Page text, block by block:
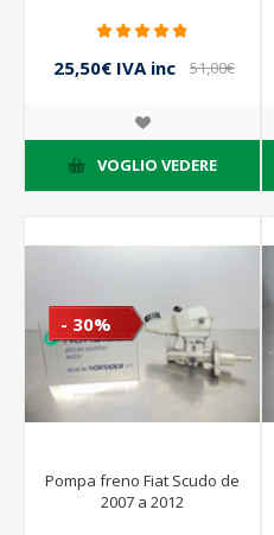
25,50€ IVA inc
51,00€
VOGLIO VEDERE
- 30%
Pompa freno Fiat Scudo de
2007 a 2012